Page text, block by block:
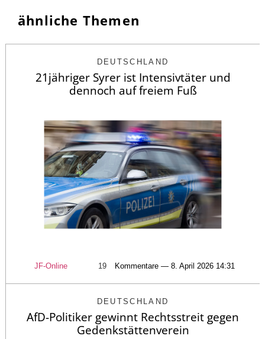
ähnliche Themen
DEUTSCHLAND
21jähriger Syrer ist Intensivtäter und
dennoch auf freiem Fuß
JF-Online 19 Kommentare — 8. April 2026 14:31
DEUTSCHLAND
AfD-Politiker gewinnt Rechtsstreit gegen
Gedenkstättenverein